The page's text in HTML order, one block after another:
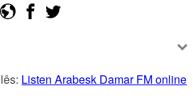
Listen Arabesk Damar FM online